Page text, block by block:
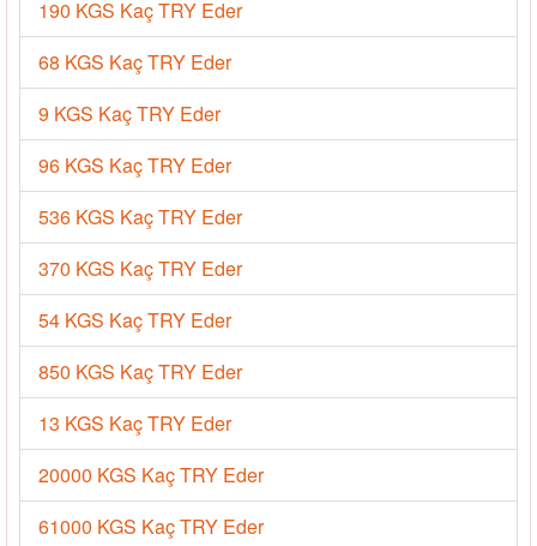
190 KGS Kaç TRY Eder
68 KGS Kaç TRY Eder
9 KGS Kaç TRY Eder
96 KGS Kaç TRY Eder
536 KGS Kaç TRY Eder
370 KGS Kaç TRY Eder
54 KGS Kaç TRY Eder
850 KGS Kaç TRY Eder
13 KGS Kaç TRY Eder
20000 KGS Kaç TRY Eder
61000 KGS Kaç TRY Eder